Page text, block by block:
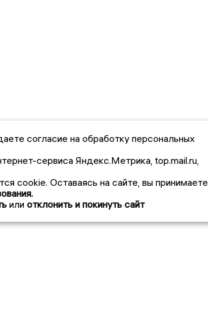
согласие на обработку персональных
сервиса Яндекс.Метрика, top.mail.ru,
cookie. Оставаясь на сайте, вы принимаете
или отклонить и покинуть сайт